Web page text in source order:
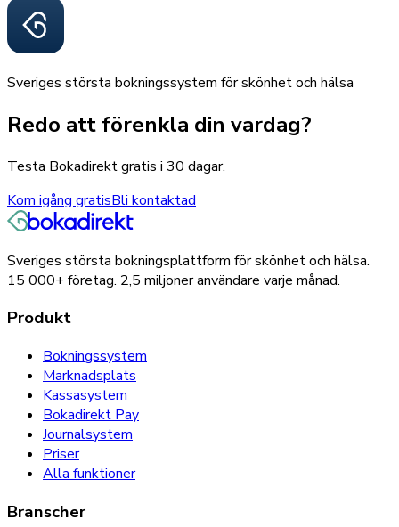
Sveriges största bokningssystem för skönhet och hälsa
Redo att förenkla din vardag?
Testa Bokadirekt gratis i 30 dagar.
Kom igång gratisBli kontaktad
Sveriges största bokningsplattform för skönhet och hälsa.
15 000+ företag. 2,5 miljoneranvändare varje månad.
Produkt
Bokningssystem
Marknadsplats
Kassasystem
Bokadirekt Pay
Journalsystem
Priser
Alla funktioner
Branscher